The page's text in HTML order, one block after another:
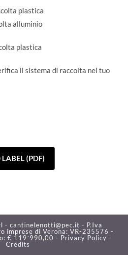
plastica
alluminio
plastica
il sistema di raccolta nel tuo
(PDF)
- cantinelenotti@pec.it - P.Iva
imprese di Verona: VR-235576 -
€ 119˙990,00 - Privacy Policy -
Credits